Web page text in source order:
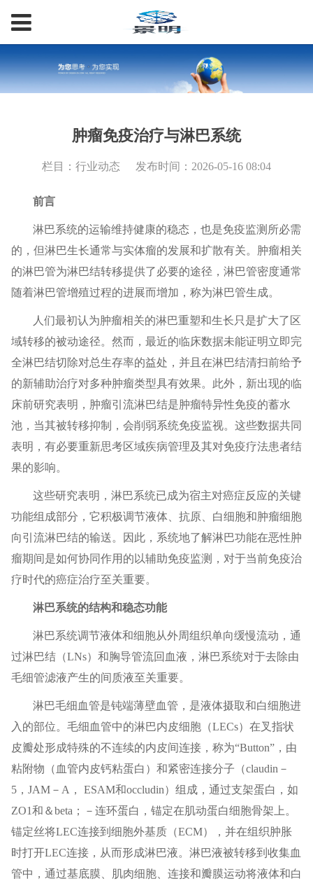
肿瘤免疫治疗与淋巴系统
栏目：行业动态 发布时间：2026-05-16 08:04
前言
淋巴系统的运输维持健康的稳态，也是免疫监测所必需
的，但淋巴生长通常与实体瘤的发展和扩散有关。肿瘤相关
的淋巴管为淋巴结转移提供了必要的途径，淋巴管密度通常
随着淋巴管增殖过程的进展而增加，称为淋巴管生成。
人们最初认为肿瘤相关的淋巴重塑和生长只是扩大了区
域转移的被动途径。然而，最近的临床数据未能证明立即完
全淋巴结切除对总生存率的益处，并且在淋巴结清扫前给予
的新辅助治疗对多种肿瘤类型具有效果。此外，新出现的临
床前研究表明，肿瘤引流淋巴结是肿瘤特异性免疫的蓄水
池，当其被转移抑制，会削弱系统免疫监视。这些数据共同
表明，有必要重新思考区域疾病管理及其对免疫疗法患者结
果的影响。
这些研究表明，淋巴系统已成为宿主对癌症反应的关键
功能组成部分，它积极调节液体、抗原、白细胞和肿瘤细胞
向引流淋巴结的输送。因此，系统地了解淋巴功能在恶性肿
瘤期间是如何协同作用的以辅助免疫监测，对于当前免疫治
疗时代的癌症治疗至关重要。
淋巴系统的结构和稳态功能
淋巴系统调节液体和细胞从外周组织单向缓慢流动，通
过淋巴结（LNs）和胸导管流回血液，淋巴系统对于去除由
毛细管滤液产生的间质液至关重要。
淋巴毛细血管是钝端薄壁血管，是液体摄取和白细胞进
入的部位。毛细血管中的淋巴内皮细胞（LECs）在叉指状
皮瓣处形成特殊的不连续的内皮间连接，称为“Button”，由
粘附物（血管内皮钙粘蛋白）和紧密连接分子（claudin－
5，JAM－A， ESAM和occludin）组成，通过支架蛋白，如
ZO1和＆beta；－连环蛋白，锚定在肌动蛋白细胞骨架上。
锚定丝将LEC连接到细胞外基质（ECM），并在组织肿胀
时打开LEC连接，从而形成淋巴液。淋巴液被转移到收集血
管中，通过基底膜、肌肉细胞、连接和瓣膜运动将液体和白